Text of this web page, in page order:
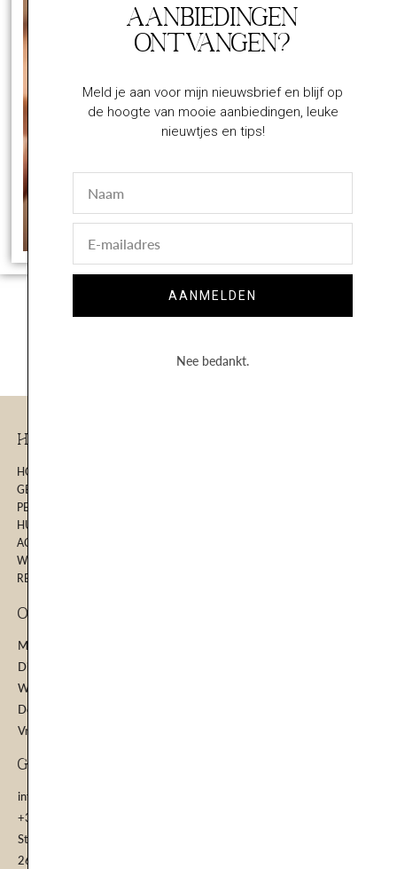
Volg op Instagram
Handige Links
HOME
GEZICHTSBEHANDELINGEN
PERMANENTE MAKE-UP
HUIDVERBETERINGSTRAJECT
ACNE BEHANDELING
WEBSHOP
RESULTATEN
Openinstijden
Maandag: 09.00 - 15.00 | 18.30 - 21.30
Dinsdag: 09.00 - 15.00
Woensdag: 09.00 - 15.00
Donderdag: 09.00 - 15.00
Vrijdag: 10.00 - 15.00
GEGEVENS
info@mijnhuidcoach.nl
+31 6 24664714
Stationssingel 30
2652 HR
Aanbiedingen
ontvangen?
Meld je aan voor mijn nieuwsbrief en blijf op
de hoogte van mooie aanbiedingen, leuke
nieuwtjes en tips!
mail
AANMELDEN
Nee bedankt.